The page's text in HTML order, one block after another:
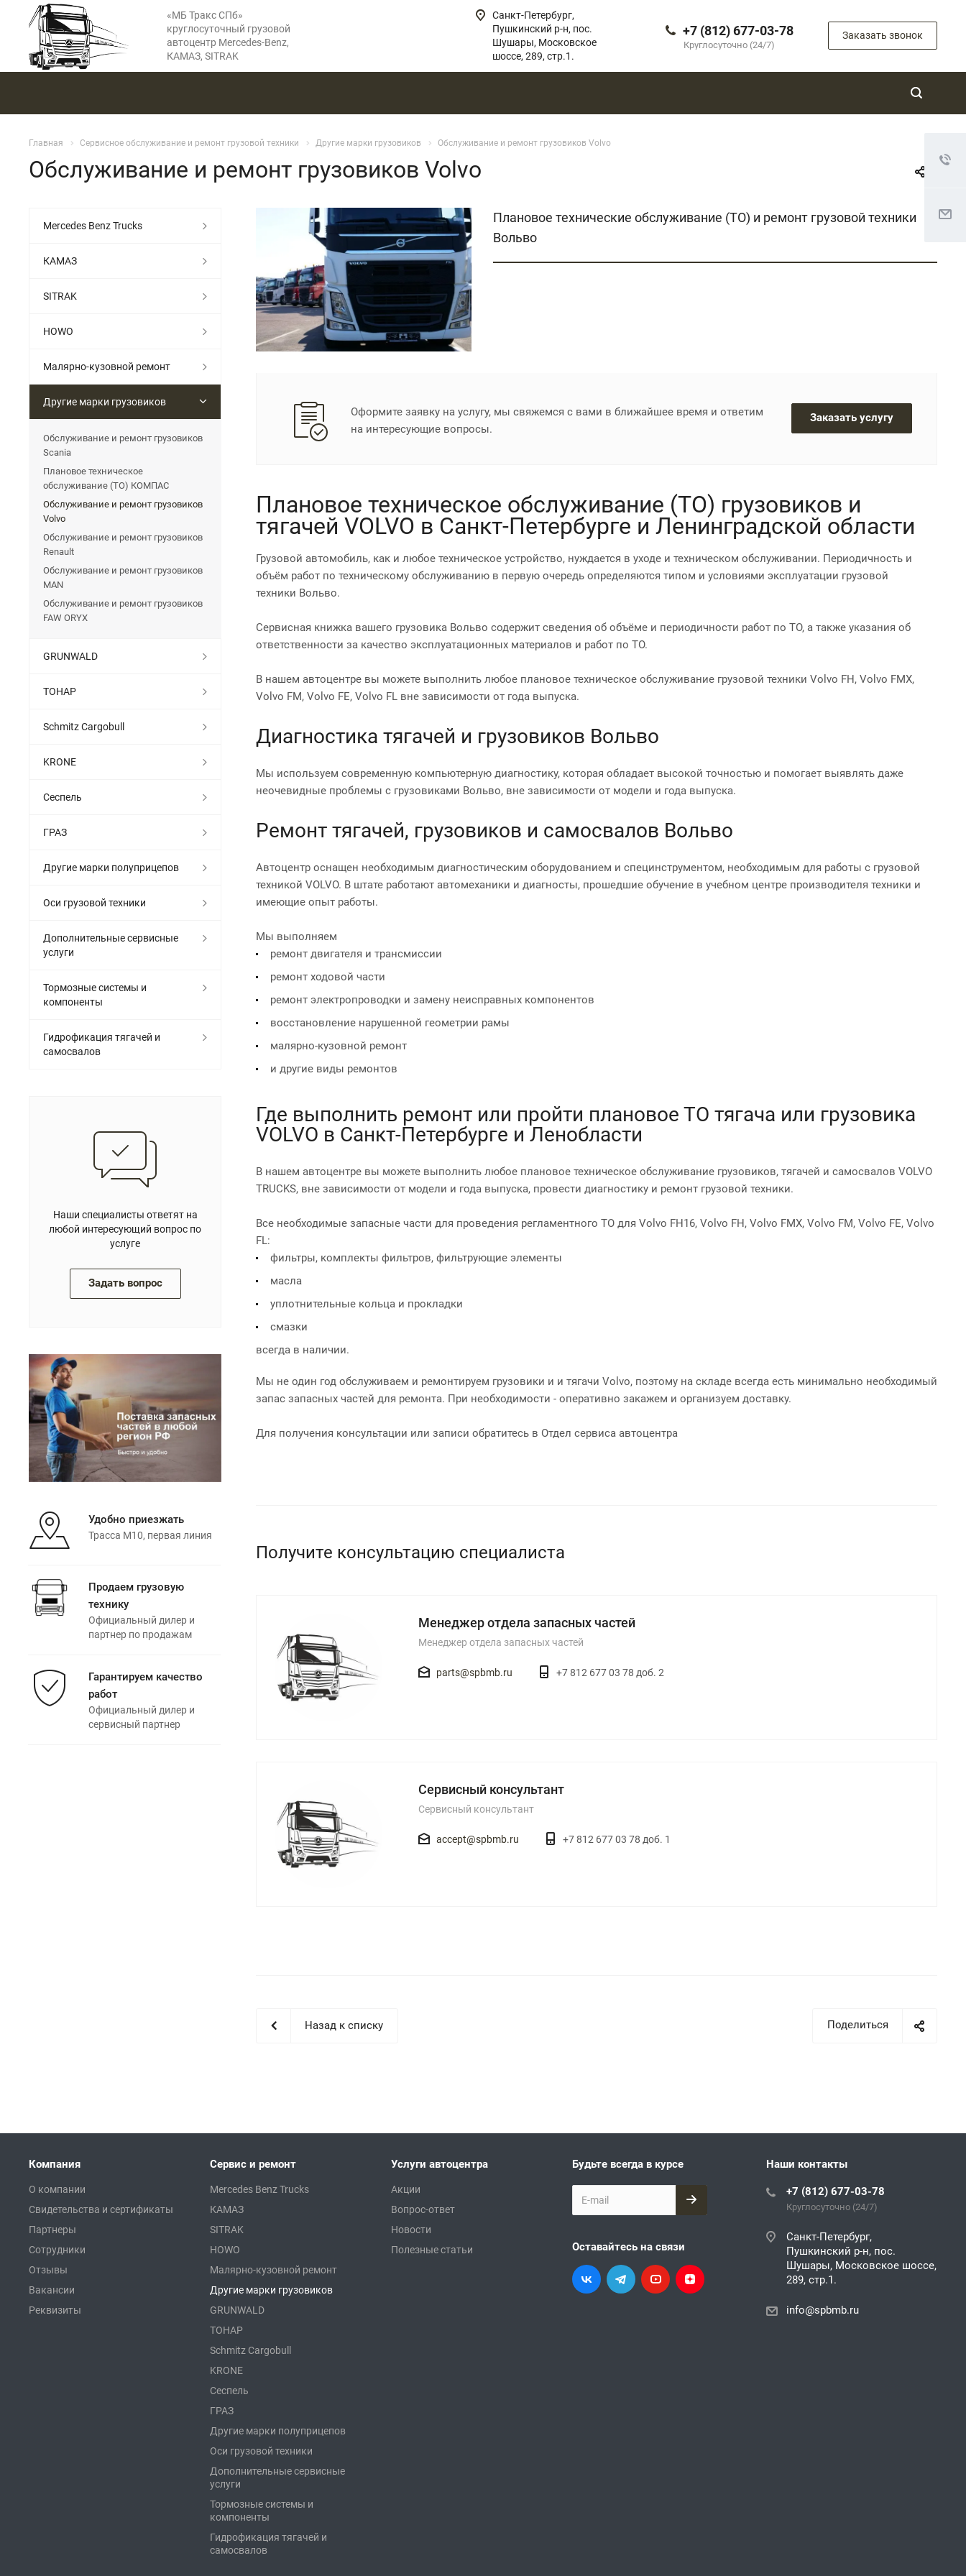
«МБ Тракс СПб»
круглосуточный грузовой
автоцентр Mercedes-Benz,
КАМАЗ, SITRAK
+7 (812) 677-03-78
Круглосуточно (24/7)
Заказать звонок
Санкт-Петербург,
Пушкинский р-н, пос.
Шушары, Московское
шоссе, 289, стр.1.
Главная Сервисное обслуживание и ремонт грузовой техники Другие марки грузовиков Обслуживание и ремонт грузовиков Volvo
Обслуживание и ремонт грузовиков Volvo
Плановое технические обслуживание (ТО) и ремонт грузовой техники
Вольво
Оформите заявку на услугу, мы свяжемся с вами в ближайшее время и ответим
на интересующие вопросы.
Заказать услугу
Плановое техническое обслуживание (ТО) грузовиков и
тягачей VOLVO в Санкт-Петербурге и Ленинградской области
Грузовой автомобиль, как и любое техническое устройство, нуждается в уходе и техническом обслуживании. Периодичность и
объём работ по техническому обслуживанию в первую очередь определяются типом и условиями эксплуатации грузовой
техники Вольво.
Сервисная книжка вашего грузовика Вольво содержит сведения об объёме и периодичности работ по ТО, а также указания об
ответственности за качество эксплуатационных материалов и работ по ТО.
В нашем автоцентре вы можете выполнить любое плановое техническое обслуживание грузовой техники Volvo FH, Volvo FMX,
Volvo FM, Volvo FE, Volvo FL вне зависимости от года выпуска.
Диагностика тягачей и грузовиков Вольво
Мы используем современную компьютерную диагностику, которая обладает высокой точностью и помогает выявлять даже
неочевидные проблемы c грузовиками Вольво, вне зависимости от модели и года выпуска.
Ремонт тягачей, грузовиков и самосвалов Вольво
Автоцентр оснащен необходимым диагностическим оборудованием и специнструментом, необходимым для работы с грузовой
техникой VOLVO. В штате работают автомеханики и диагносты, прошедшие обучение в учебном центре производителя техники и
имеющие опыт работы.
Мы выполняем
ремонт двигателя и трансмиссии
ремонт ходовой части
ремонт электропроводки и замену неисправных компонентов
восстановление нарушенной геометрии рамы
малярно-кузовной ремонт
и другие виды ремонтов
Где выполнить ремонт или пройти плановое ТО тягача или грузовика
VOLVO в Санкт-Петербурге и Ленобласти
В нашем автоцентре вы можете выполнить любое плановое техническое обслуживание грузовиков, тягачей и самосвалов VOLVO
TRUCKS, вне зависимости от модели и года выпуска, провести диагностику и ремонт грузовой техники.
Все необходимые запасные части для проведения регламентного ТО для Volvo FH16, Volvo FH, Volvo FMX, Volvo FM, Volvo FE, Volvo
FL:
фильтры, комплекты фильтров, фильтрующие элементы
масла
уплотнительные кольца и прокладки
смазки
всегда в наличии.
Мы не один год обслуживаем и ремонтируем грузовики и и тягачи Volvo, поэтому на складе всегда есть минимально необходимый
запас запасных частей для ремонта. При необходимости - оперативно закажем и организуем доставку.
Для получения консультации или записи обратитесь в Отдел сервиса автоцентра
Получите консультацию специалиста
Менеджер отдела запасных частей
Менеджер отдела запасных частей
parts@spbmb.ru +7 812 677 03 78 доб. 2
Сервисный консультант
Сервисный консультант
accept@spbmb.ru +7 812 677 03 78 доб. 1
Поделиться
Назад к списку
Mercedes Benz Trucks
КАМАЗ
SITRAK
HOWO
Малярно-кузовной ремонт
Другие марки грузовиков
Обслуживание и ремонт грузовиков
Scania
Плановое техническое
обслуживание (ТО) КОМПАС
Обслуживание и ремонт грузовиков
Volvo
Обслуживание и ремонт грузовиков
Renault
Обслуживание и ремонт грузовиков
MAN
Обслуживание и ремонт грузовиков
FAW ORYX
GRUNWALD
ТОНАР
Schmitz Cargobull
KRONE
Сеспель
ГРАЗ
Другие марки полуприцепов
Оси грузовой техники
Дополнительные сервисные
услуги
Тормозные системы и
компоненты
Гидрофикация тягачей и
самосвалов
Наши специалисты ответят на
любой интересующий вопрос по
услуге
Задать вопрос
Удобно приезжать
Трасса М10, первая линия
Продаем грузовую
технику
Официальный дилер и
партнер по продажам
Гарантируем качество
работ
Официальный дилер и
сервисный партнер
Компания
О компании
Свидетельства и сертификаты
Партнеры
Сотрудники
Отзывы
Вакансии
Реквизиты
Сервис и ремонт
Mercedes Benz Trucks
КАМАЗ
SITRAK
HOWO
Малярно-кузовной ремонт
Другие марки грузовиков
GRUNWALD
ТОНАР
Schmitz Cargobull
KRONE
Сеспель
ГРАЗ
Другие марки полуприцепов
Оси грузовой техники
Дополнительные сервисные
услуги
Тормозные системы и
компоненты
Гидрофикация тягачей и
самосвалов
Услуги автоцентра
Акции
Вопрос-ответ
Новости
Полезные статьи
Будьте всегда в курсе
Оставайтесь на связи
Наши контакты
+7 (812) 677-03-78
Круглосуточно (24/7)
Санкт-Петербург,
Пушкинский р-н, пос.
Шушары, Московское шоссе,
289, стр.1.
info@spbmb.ru